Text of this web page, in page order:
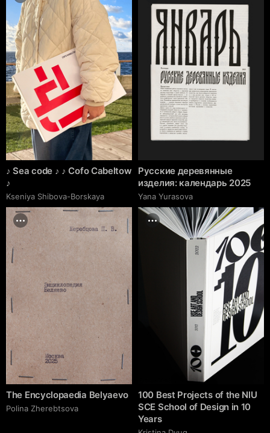
♪ Sea code ♪ ♪ Cofo Cabeltow
♪
Kseniya Shibova-Borskaya
Русские деревянные
изделия: календарь 2025
Yana Yurasova
The Encyclopaedia Belyaevo
Polina Zherebtsova
100 Best Projects of the NlU
SCE School of Design in 10
Years